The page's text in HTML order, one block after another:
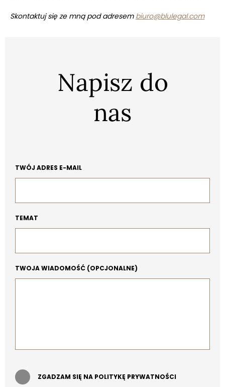
Skontaktuj się ze mną pod adresem biuro@blulegal.com
Napisz do
nas
TWÓJ ADRES E-MAIL
TEMAT
TWOJA WIADOMOŚĆ (OPCJONALNE)
ZGADZAM SIĘ NA POLITYKĘ PRYWATNOŚCI